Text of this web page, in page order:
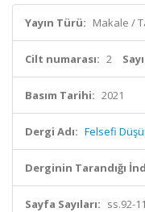
Yayın Türü: Makale /
Cilt numarası: 2
Basım Tarihi: 2021
Dergi Adı: Felsefi
Derginin Tarandığı
Sayfa Sayıları: ss.92-